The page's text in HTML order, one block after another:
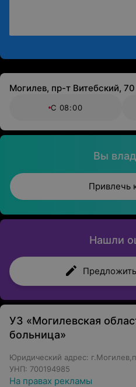
Могилев, пр-т Витебский, 70
С 08:00
Вы
Привлечь
Нашли
УЗ «Могилевская
больница»
Юридический адрес:
УНП: 700194985
На правах рекламы